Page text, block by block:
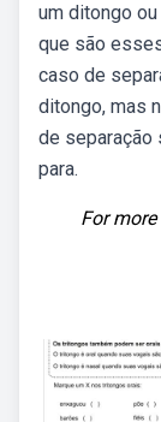
um ditongo
que são
caso de
ditongo, mas
de separação
para.
For